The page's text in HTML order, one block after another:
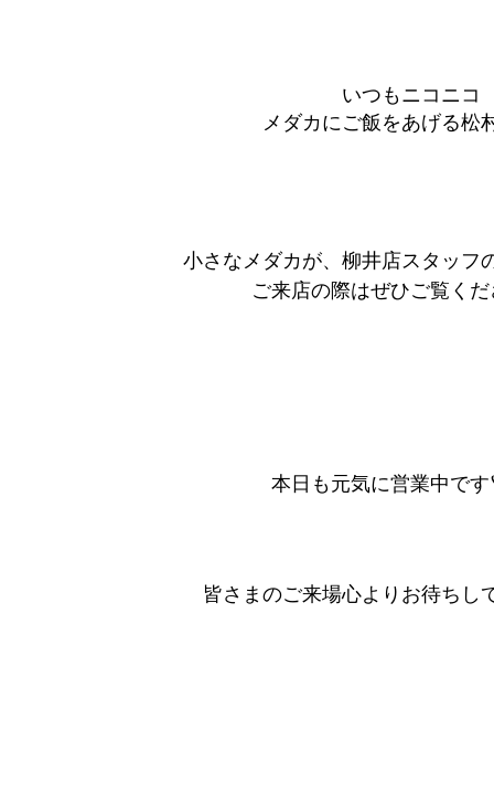
いつもニコニコ
メダカにご飯をあげる松
小さなメダカが、柳井店スタッフ
ご来店の際はぜひご覧く
本日も元気に営業中で
皆さまのご来場心よりお待ちし